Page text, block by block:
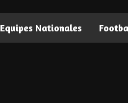
Equipes Nationales